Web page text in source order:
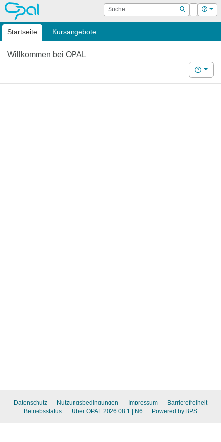
OPAL Suche
Suchen
Login Hilfe
Startseite Kursangebote
Willkommen bei OPAL
Hilfe
Datenschutz Nutzungsbedingungen Impressum
Barrierefreiheit
Betriebsstatus
Über OPAL 2026.08.1 | N6 Powered by BPS